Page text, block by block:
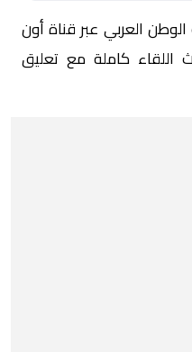
العربي عبر قناة أون
اللقاء كاملة مع تعليق